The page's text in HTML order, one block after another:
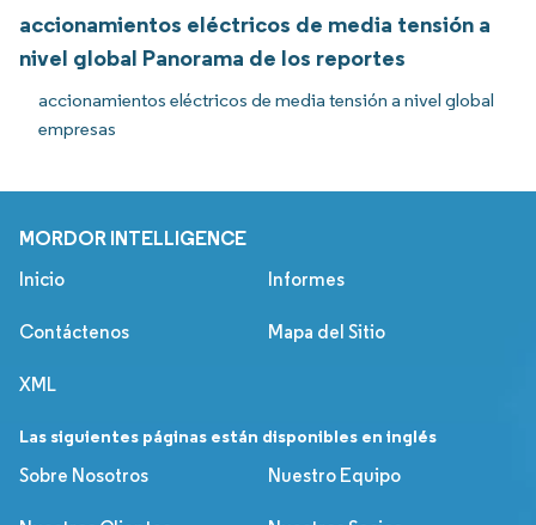
accionamientos eléctricos de media tensión a
nivel global Panorama de los reportes
accionamientos eléctricos de media tensión a nivel global
empresas
MORDOR INTELLIGENCE
Inicio Informes
Contáctenos Mapa del Sitio
XML
Las siguientes páginas están disponibles en inglés
Sobre Nosotros
Nuestro Equipo